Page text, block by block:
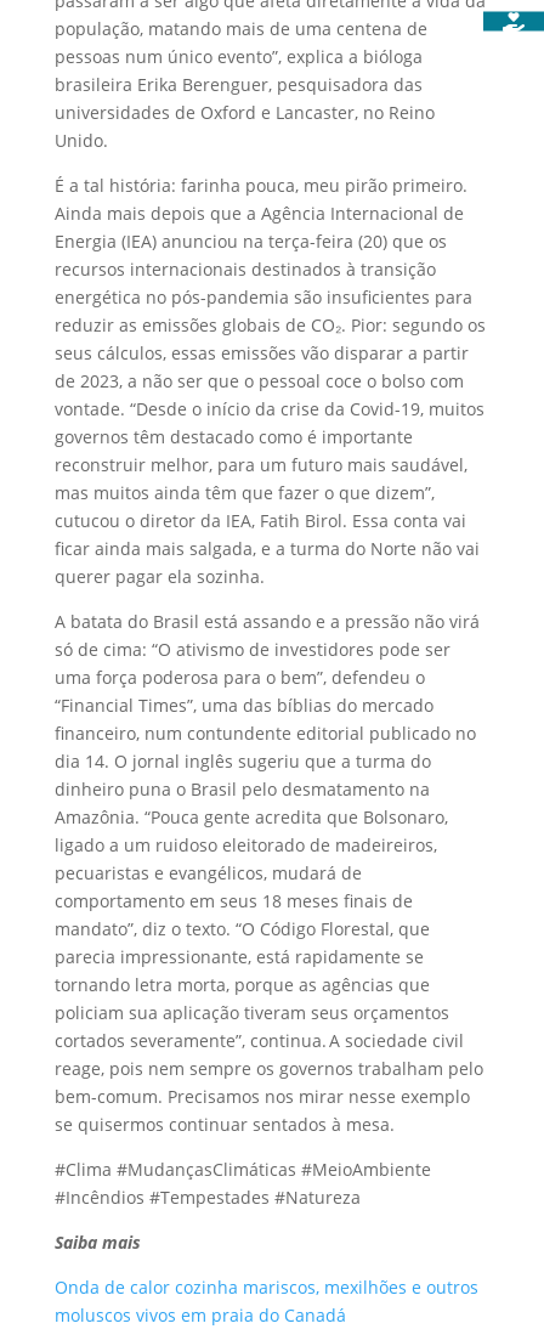
população, matando mais de uma centena de
pessoas num único evento”, explica a bióloga
brasileira Erika Berenguer, pesquisadora das
universidades de Oxford e Lancaster, no Reino
Unido.
É a tal história: farinha pouca, meu pirão primeiro.
Ainda mais depois que a Agência Internacional de
Energia (IEA) anunciou na terça-feira (20) que os
recursos internacionais destinados à transição
energética no pós-pandemia são insuficientes para
reduzir as emissões globais de CO₂. Pior: segundo os
seus cálculos, essas emissões vão disparar a partir
de 2023, a não ser que o pessoal coce o bolso com
vontade. “Desde o início da crise da Covid-19, muitos
governos têm destacado como é importante
reconstruir melhor, para um futuro mais saudável,
mas muitos ainda têm que fazer o que dizem”,
cutucou o diretor da IEA, Fatih Birol. Essa conta vai
ficar ainda mais salgada, e a turma do Norte não vai
querer pagar ela sozinha.
A batata do Brasil está assando e a pressão não virá
só de cima: “O ativismo de investidores pode ser
uma força poderosa para o bem”, defendeu o
“Financial Times”, uma das bíblias do mercado
financeiro, num contundente editorial publicado no
dia 14. O jornal inglês sugeriu que a turma do
dinheiro puna o Brasil pelo desmatamento na
Amazônia. “Pouca gente acredita que Bolsonaro,
ligado a um ruidoso eleitorado de madeireiros,
pecuaristas e evangélicos, mudará de
comportamento em seus 18 meses finais de
mandato”, diz o texto. “O Código Florestal, que
parecia impressionante, está rapidamente se
tornando letra morta, porque as agências que
policiam sua aplicação tiveram seus orçamentos
cortados severamente”, continua. A sociedade civil
reage, pois nem sempre os governos trabalham pelo
bem-comum. Precisamos nos mirar nesse exemplo
se quisermos continuar sentados à mesa.
#Clima #MudançasClimáticas #MeioAmbiente
#Incêndios #Tempestades #Natureza
Saiba mais
Onda de calor cozinha mariscos, mexilhões e outros
moluscos vivos em praia do Canadá